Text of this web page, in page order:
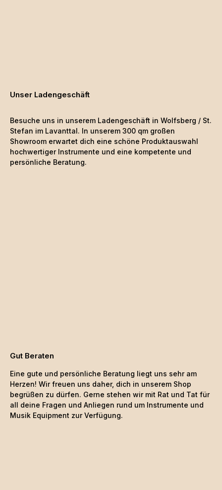
Unser Ladengeschäft
Besuche uns in unserem Ladengeschäft in Wolfsberg / St.
Stefan im Lavanttal. In unserem 300 qm großen
Showroom erwartet dich eine schöne Produktauswahl
hochwertiger Instrumente und eine kompetente und
persönliche Beratung.
Gut Beraten
Eine gute und persönliche Beratung liegt uns sehr am
Herzen! Wir freuen uns daher, dich in unserem Shop
begrüßen zu dürfen. Gerne stehen wir mit Rat und Tat für
all deine Fragen und Anliegen rund um Instrumente und
Musik Equipment zur Verfügung.